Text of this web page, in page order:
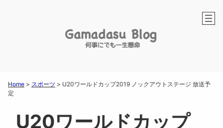
Home > スポーツ > U20ワールドカップ2019 ノックアウトステージ 放送予
定
U20ワールドカップ